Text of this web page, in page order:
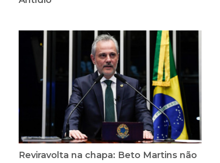
Reviravolta na chapa: Beto Martins não